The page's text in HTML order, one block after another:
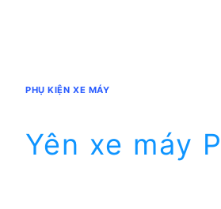
PHỤ KIỆN XE MÁY
Yên xe máy